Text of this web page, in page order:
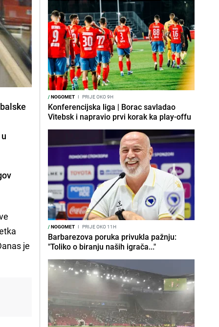
je
/NOGOMET I PRIJE OKO 9H
Konferencijska liga | Borac savladao
Vitebsk i napravio prvi korak ka play-offu
/NOGOMET I PRIJE OKO 11H
Barbarezova poruka privukla pažnju:
"Toliko o biranju naših igrača..."